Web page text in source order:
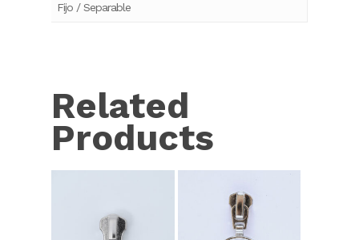
Fijo / Separable
Related
Products